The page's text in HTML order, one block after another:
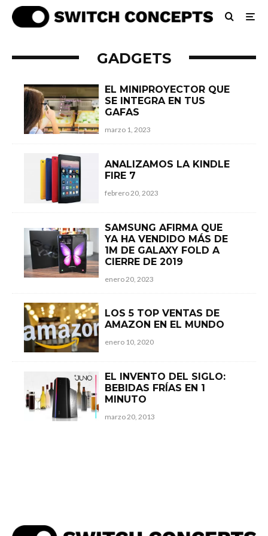
GADGETS
EL MINIPROYECTOR QUE
SE INTEGRA EN TUS
GAFAS
marzo 1, 2023
ANALIZAMOS LA KINDLE
FIRE 7
febrero 20, 2023
SAMSUNG AFIRMA QUE
YA HA VENDIDO MÁS DE
1M DE GALAXY FOLD A
CIERRE DE 2019
enero 20, 2023
LOS 5 TOP VENTAS DE
AMAZON EN EL MUNDO
enero 10, 2020
EL INVENTO DEL SIGLO:
BEBIDAS FRÍAS EN 1
MINUTO
marzo 20, 2013